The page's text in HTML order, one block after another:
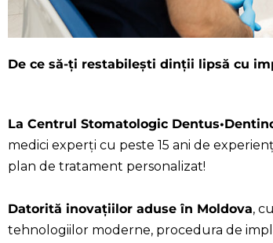
De ce să-ți restabilești dinții lipsă cu
La Centrul Stomatologic
medici experți cu peste 15 ani de
plan de tratament personalizat!
Datorită inovațiilor aduse în Moldova,
tehnologiilor moderne, procedura de